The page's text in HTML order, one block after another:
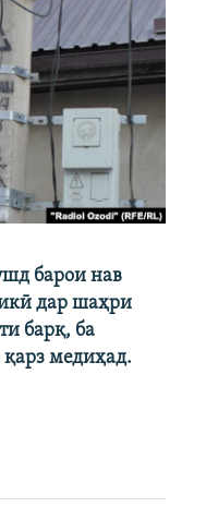
барои нав
дар шаҳри
барқ, ба
медиҳад.